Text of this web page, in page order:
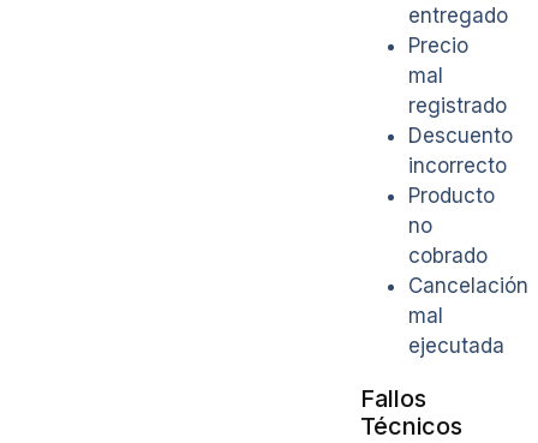
entregado
Precio
mal
registrado
Descuento
incorrecto
Producto
no
cobrado
Cancelación
mal
ejecutada
Fallos
Técnicos